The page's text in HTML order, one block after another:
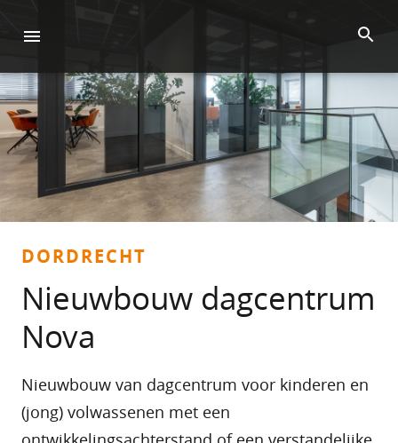
DORDRECHT
Nieuwbouw dagcentrum
Nova
Nieuwbouw van dagcentrum voor kinderen en
(jong) volwassenen met een